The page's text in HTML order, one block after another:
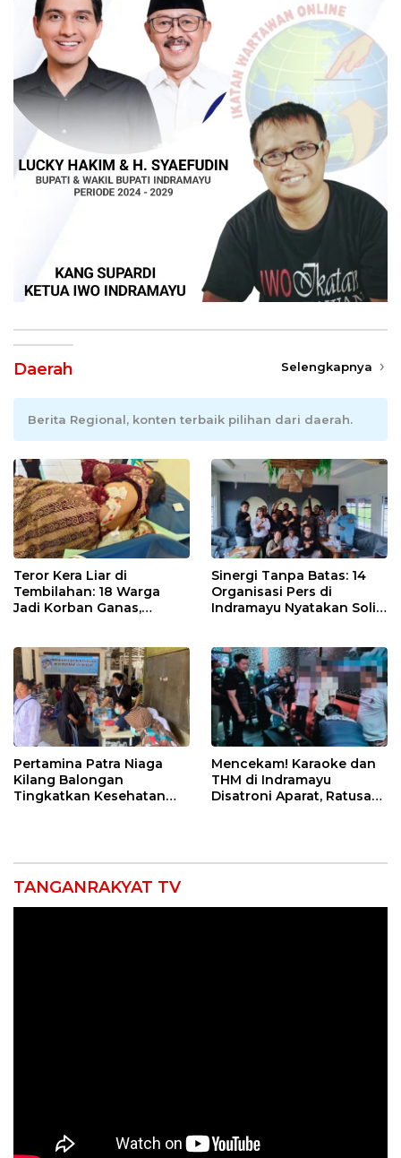
Daerah Selengkapnya
Berita Regional, konten terbaik pilihan dari daerah.
Teror Kera Liar di
Tembilahan: 18 Warga
Jadi Korban Ganas,
Sinergi Tanpa Batas: 14
Organisasi Pers di
Indramayu Nyatakan Solid
Pertamina Patra Niaga
Kilang Balongan
Tingkatkan Kesehatan
Perawatan Gigi
Mencekam! Karaoke dan
THM di Indramayu
Disatroni Aparat, Ratusan
TANGANRAKYAT TV